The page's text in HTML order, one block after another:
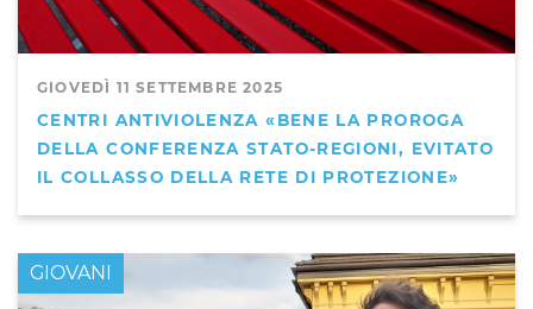
GIOVEDÌ 11 SETTEMBRE 2025
CENTRI ANTIVIOLENZA «BENE LA PROROGA
DELLA CONFERENZA STATO-REGIONI, EVITATO
IL COLLASSO DELLA RETE DI PROTEZIONE»
GIOVANI